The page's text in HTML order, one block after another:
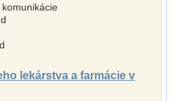
lekárstva a farmácie v